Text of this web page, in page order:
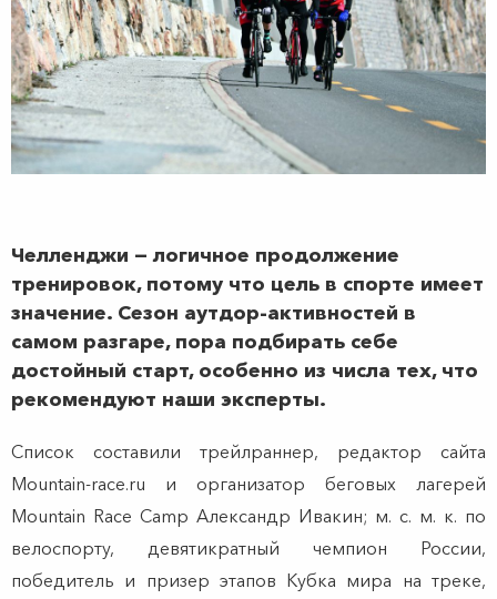
Челленджи — логичное продолжение
тренировок, потому что цель в спорте имеет
значение. Сезон аутдор-активностей в
самом разгаре, пора подбирать себе
достойный старт, особенно из числа тех, что
рекомендуют наши эксперты.
Список составили трейлраннер, редактор сайта
Mountain-race.ru и организатор беговых лагерей
Mountain Race Camp Александр Ивакин; м. с. м. к. по
велоспорту, девятикратный чемпион России,
победитель и призер этапов Кубка мира на треке,